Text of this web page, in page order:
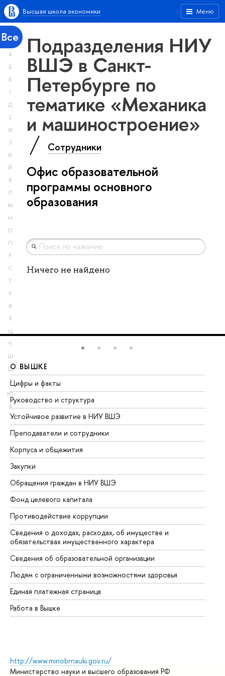
Меню
Высшая школа экономики
Все
А
Б
В
Г
Д
Е
Ж
З
И
Й
К
Л
М
Н
О
П
Р
С
Т
У
Ф
Х
Ц
Ч
Ш
Щ
Э
Ю
Я
Подразделения НИУ
ВШЭ в Санкт-
Петербурге по
тематике «Механика
и машиностроение»
Сотрудники
Офис образовательной
программы основного
образования
Ничего не найдено
О ВЫШКЕ
Цифры и факты
Руководство и структура
Устойчивое развитие в НИУ ВШЭ
Преподаватели и сотрудники
Корпуса и общежития
Закупки
Обращения граждан в НИУ ВШЭ
Фонд целевого капитала
Противодействие коррупции
Сведения о доходах, расходах, об имуществе и
обязательствах имущественного характера
Сведения об образовательной организации
Людям с ограниченными возможностями здоровья
Единая платежная страница
Работа в Вышке
http://www.minobrnauki.gov.ru/
Министерство науки и высшего образования РФ